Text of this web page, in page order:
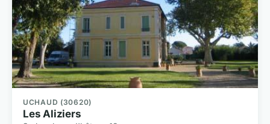
UCHAUD (30620)
Les Aliziers